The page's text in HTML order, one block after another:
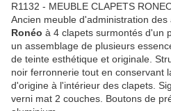
R1132 - MEUBLE CLAPETS
Ancien meuble d'administration
Ronéo à 4 clapets surmontés d'un
un assemblage de plusieurs
de teinte esthétique et originale.
noir ferronnerie tout en conservant
d'origine à l'intérieur des clapets.
verni mat 2 couches. Boutons de